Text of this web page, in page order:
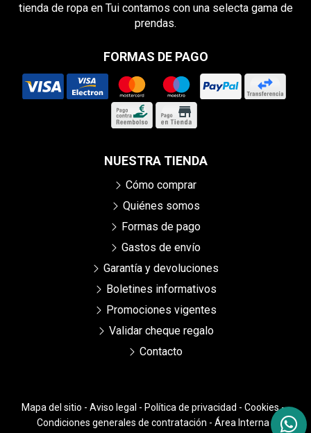
tienda de ropa en Tui contamos con una selecta gama de
prendas.
FORMAS DE PAGO
NUESTRA TIENDA
Cómo comprar
Quiénes somos
Formas de pago
Gastos de envío
Garantía y devoluciones
Boletines informativos
Promociones vigentes
Validar cheque regalo
Contacto
Mapa del sitio - Aviso legal - Política de privacidad - Cookies-
Condiciones generales de contratación - Área Interna